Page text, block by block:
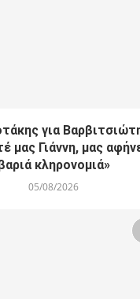
για
μας Γιάννη, μας
κληρονομιά»
05/08/2026